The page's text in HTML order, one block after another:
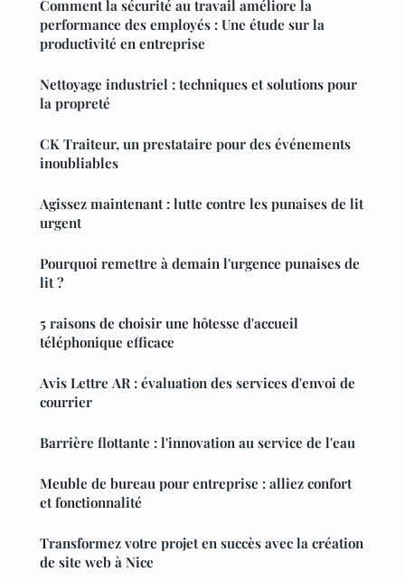
Comment la sécurité au travail améliore la
performance des employés : Une étude sur la
productivité en entreprise
Nettoyage industriel : techniques et solutions pour
la propreté
CK Traiteur, un prestataire pour des événements
inoubliables
Agissez maintenant : lutte contre les punaises de lit
urgent
Pourquoi remettre à demain l'urgence punaises de
lit ?
5 raisons de choisir une hôtesse d'accueil
téléphonique efficace
Avis Lettre AR : évaluation des services d'envoi de
courrier
Barrière flottante : l'innovation au service de l'eau
Meuble de bureau pour entreprise : alliez confort
et fonctionnalité
Transformez votre projet en succès avec la création
de site web à Nice